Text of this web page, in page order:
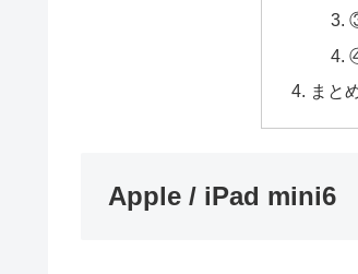
まと
Apple / iPad mini6